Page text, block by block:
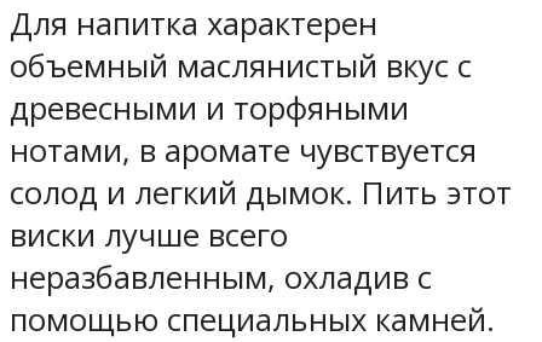
Для напитка характерен
объемный маслянистый вкус с
древесными и торфяными
нотами, в аромате чувствуется
солод и легкий дымок. Пить этот
виски лучше всего
неразбавленным, охладив с
помощью специальных камней.